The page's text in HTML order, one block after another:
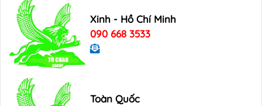
Xinh - Hồ Chí Minh
090 668 3533
Toàn Quốc